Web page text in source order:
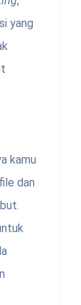
yang
kamu
dan